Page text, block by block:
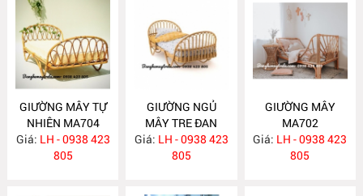
GIƯỜNG MÂY TỰ
NHIÊN MA704
Giá: LH - 0938 423
805
GIƯỜNG NGỦ
MÂY TRE ĐAN
MA703
Giá: LH - 0938 423
805
GIƯỜNG MÂY
MA702
Giá: LH - 0938 423
805